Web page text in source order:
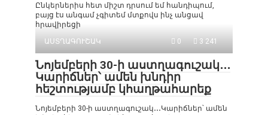
Ընկերներիս հետ միշտ դրսում եմ հանդիպում,
բայց էս անգամ չգիտեմ մտքովս ինչ անցավ
հրավիրեցի
ԱՍՏՂԱԳՈՒՇԱԿ
0 3 241
Նոյեմբերի 30-ի աստղագուշակ․․․
Կարիճներ՝ ամեն խնդիր
հեշտությամբ կհաղթահարեք
Նոյեմբերի 30-ի աստղագուշակ․․․Կարիճներ՝ ամեն